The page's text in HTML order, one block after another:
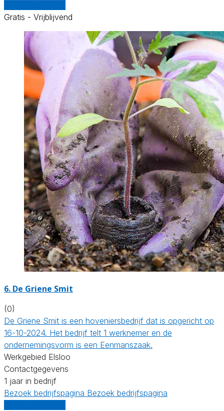
Gratis - Vrijblijvend
6. De Griene Smit
(0)
De Griene Smit is een hoveniersbedrijf dat is opgericht op
16-10-2024. Het bedrijf telt 1 werknemer en de
ondernemingsvorm is een Eenmanszaak.
Werkgebied Elsloo
Contactgegevens
1 jaar in bedrijf
Bezoek bedrijfspagina Bezoek bedrijfspagina